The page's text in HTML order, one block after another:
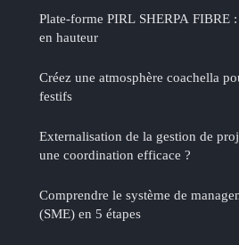
Plate-forme PIRL SHERPA FIBRE
en hauteur
Créez une atmosphère coachella
festifs
Externalisation de la gestion de
une coordination efficace ?
Comprendre le système de
(SME) en 5 étapes